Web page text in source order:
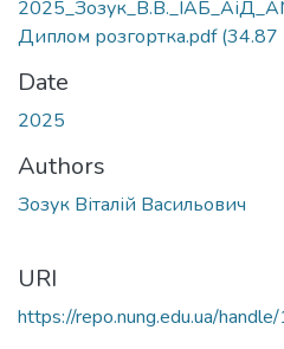
Диплом розгортка.pdf(34.87
Date
2025
Authors
Зозук Віталій Васильович
URI
https://repo.nung.edu.ua/